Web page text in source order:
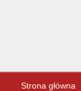
Strona główna